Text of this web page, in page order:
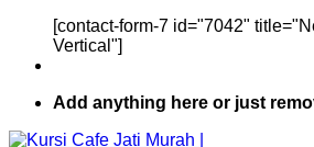
[contact-form-7 id="7042"
Vertical"]
Add anything here or just